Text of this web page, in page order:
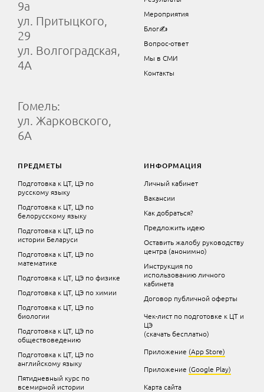
9а
ул. Притыцкого,
29
ул. Волгоградская,
4А
Гомель:
ул. Жарковского,
6А
Мероприятия
Блог✍
Вопрос-ответ
Мы в СМИ
Контакты
ПРЕДМЕТЫ
Подготовка к ЦТ, ЦЭ по
русскому языку
Подготовка к ЦТ, ЦЭ по
белорусскому языку
Подготовка к ЦТ, ЦЭ по
истории Беларуси
Подготовка к ЦТ, ЦЭ по
математике
Подготовка к ЦТ, ЦЭ по физике
Подготовка к ЦТ, ЦЭ по химии
Подготовка к ЦТ, ЦЭ по
биологии
Подготовка к ЦТ, ЦЭ по
обществоведению
Подготовка к ЦТ, ЦЭ по
английскому языку
Пятидневный курс по
всемирной истории
ИНФОРМАЦИЯ
Личный кабинет
Вакансии
Как добраться?
Предложить идею
Оставить жалобу руководству
центра (анонимно)
Инструкция по
использованию личного
кабинета
Договор публичной оферты
Чек-лист по подготовке к ЦТ и
ЦЭ
(скачать бесплатно)
Приложение (App Store)
Приложение (Google Play)
Карта сайта